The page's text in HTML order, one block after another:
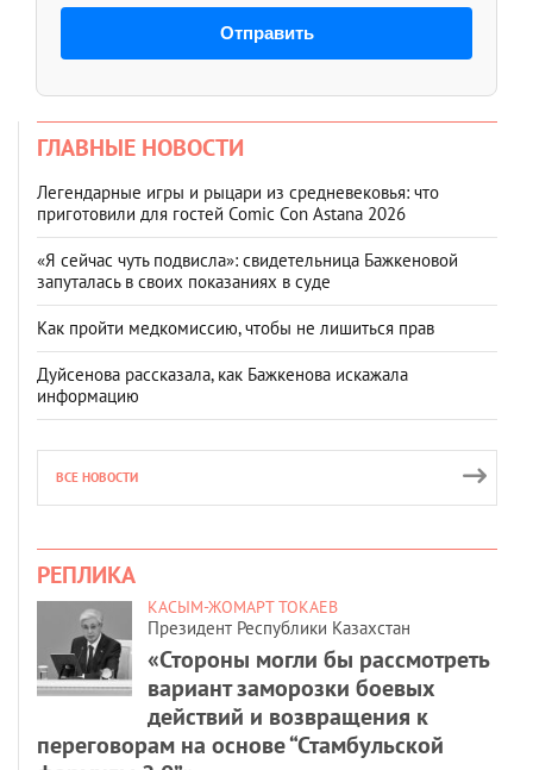
Отправить
ГЛАВНЫЕ НОВОСТИ
Легендарные игры и рыцари из средневековья: что
приготовили для гостей Comic Con Astana 2026
«Я сейчас чуть подвисла»: свидетельница Бажкеновой
запуталась в своих показаниях в суде
Как пройти медкомиссию, чтобы не лишиться прав
Дуйсенова рассказала, как Бажкенова искажала
информацию
ВСЕ НОВОСТИ
РЕПЛИКА
КАСЫМ-ЖОМАРТ ТОКАЕВ
Президент Республики Казахстан
«Стороны могли бы рассмотреть
вариант заморозки боевых
действий и возвращения к
переговорам на основе “Стамбульской